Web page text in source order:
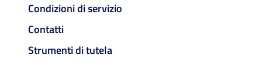
Condizioni di servizio
Contatti
Strumenti di tutela